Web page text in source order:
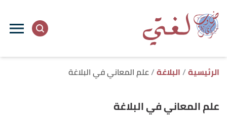
الرئيسية البلاغة علم المعاني في البلاغة
علم المعاني في البلاغة